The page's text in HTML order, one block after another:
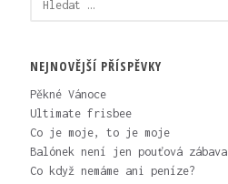
NEJNOVĚJŠÍ PŘÍSPĚVKY
Pěkné Vánoce
Ultimate frisbee
Co je moje, to je moje
Balónek není jen pouťová zábava
Co když nemáme ani peníze?